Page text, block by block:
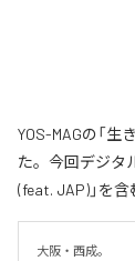
YOS-MAGの「
た。今回デジタ
(feat. JAP)」を含
大阪・西成。